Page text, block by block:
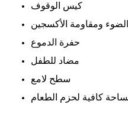
كيس الوقوف
ومقاومة الأكسجين
حفرة الدموع
مضاد للطفل
سطح لامع
كافية لحزم الطعام